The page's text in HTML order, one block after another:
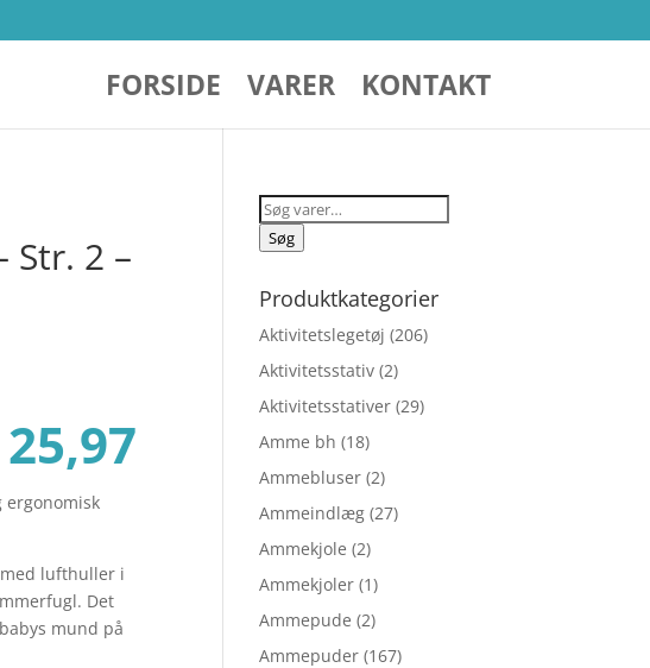
FORSIDE VARER KONTAKT
Str. 2 –
25,97
aktuelle
ergonomisk
lufthuller i
Det
mund på
Søg
efter:
Søg
Produktkategorier
Aktivitetslegetøj (206)
Aktivitetsstativ (2)
Aktivitetsstativer (29)
Amme bh (18)
Ammebluser (2)
Ammeindlæg (27)
Ammekjole (2)
Ammekjoler (1)
Ammepude (2)
Ammepuder (167)